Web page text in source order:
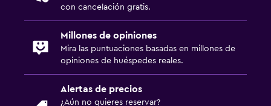
con cancelación gratis.
Millones de opiniones
Mira las puntuaciones basadas en millones de
opiniones de huéspedes reales.
Alertas de precios
¿Aún no quieres reservar?